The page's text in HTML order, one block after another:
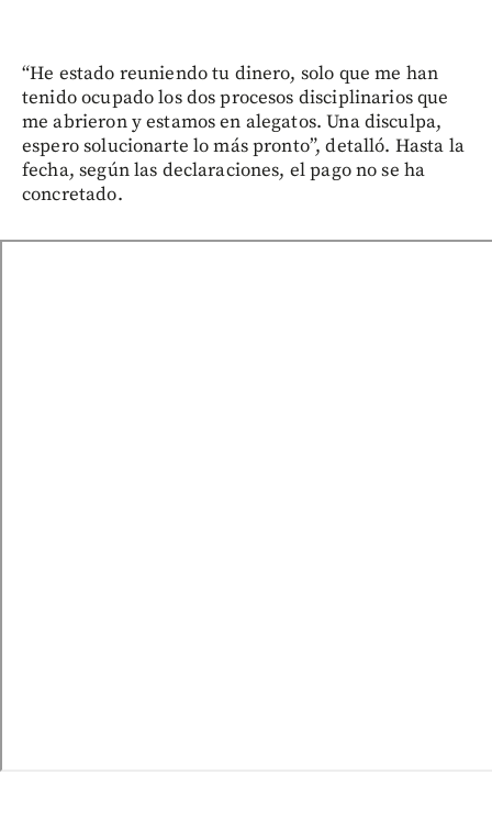
“He estado reuniendo tu dinero, solo que me han
tenido ocupado los dos procesos disciplinarios que
me abrieron y estamos en alegatos. Una disculpa,
espero solucionarte lo más pronto”, detalló. Hasta la
fecha, según las declaraciones, el pago no se ha
concretado.